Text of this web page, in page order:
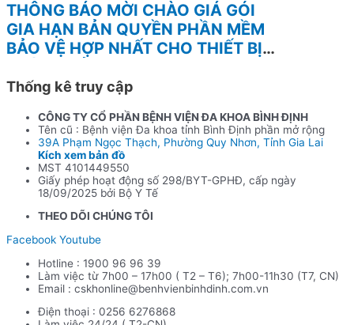
THÔNG BÁO MỜI CHÀO GIÁ GÓI
GIA HẠN BẢN QUYỀN PHẦN MỀM
BẢO VỆ HỢP NHẤT CHO THIẾT BỊ
– 400F
Thống kê truy cập
CÔNG TY CỔ PHẦN BỆNH VIỆN ĐA KHOA BÌNH ĐỊNH
Tên cũ : Bệnh viện Đa khoa tỉnh Bình Định phần mở rộng
39A Phạm Ngọc Thạch, Phường Quy Nhơn, Tỉnh Gia Lai
Kích xem bản đồ
MST 4101449550
Giấy phép hoạt động số 298/BYT-GPHĐ, cấp ngày
18/09/2025 bởi Bộ Y Tế
THEO DÕI CHÚNG TÔI
Facebook Youtube
Hotline : 1900 96 96 39
Làm việc từ 7h00 – 17h00 ( T2 – T6); 7h00-11h30 (T7, CN)
Email : cskhonline@benhvienbinhdinh.com.vn
Điện thoại : 0256 6276868